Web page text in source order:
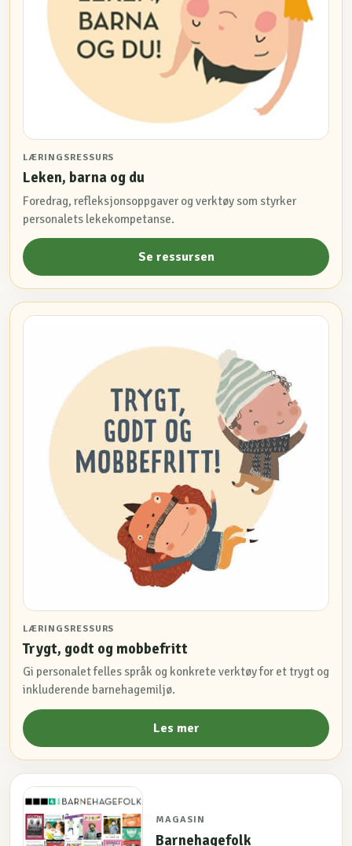
LÆRINGSRESSURS
Leken, barna og du
Foredrag, refleksjonsoppgaver og verktøy som styrker
personalets lekekompetanse.
Se ressursen
LÆRINGSRESSURS
Trygt, godt og mobbefritt
Gi personalet felles språk og konkrete verktøy for et trygt og
inkluderende barnehagemiljø.
Les mer
MAGASIN
Barnehagefolk